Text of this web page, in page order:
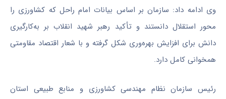
وی ادامه داد: سازمان بر اساس بیانات امام راحل که کشاورزی را
محور استقلال دانستند و تأکید رهبر شهید انقلاب بر به‌کارگیری
دانش برای افزایش بهره‌وری شکل گرفته و با شعار اقتصاد مقاومتی
همخوانی کامل دارد.
رئیس سازمان نظام مهندسی کشاورزی و منابع طبیعی استان